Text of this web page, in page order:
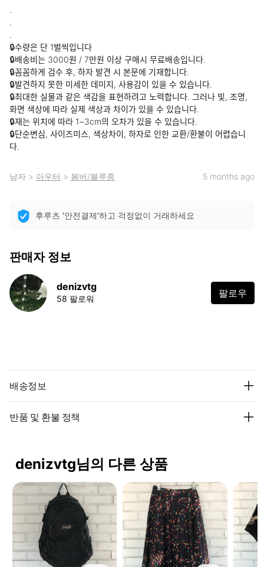
.
.
.
🔒수량은 단 1벌씩입니다
🔒배송비는 3000원 / 7만원 이상 구매시 무료배송입니다.
🔒꼼꼼하게 검수 후, 하자 발견 시 본문에 기재합니다.
🔒발견하지 못한 미세한 데미지, 사용감이 있을 수 있습니다.
🔒최대한 실물과 같은 색감을 표현하려고 노력합니다. 그러나 빛, 조명,
화면 색상에 따라 실제 색상과 차이가 있을 수 있습니다.
🔒재는 위치에 따라 1~3cm의 오차가 있을 수 있습니다.
🔒단순변심, 사이즈미스, 색상차이, 하자로 인한 교환/환불이 어렵습니
다.
남자 > 아우터 > 봄버/블루종 5 months ago
후루츠 '안전결제'하고 걱정없이 거래하세요
판매자 정보
denizvtg
58 팔로워 팔로우
배송정보
반품 및 환불 정책
denizvtg님의 다른 상품